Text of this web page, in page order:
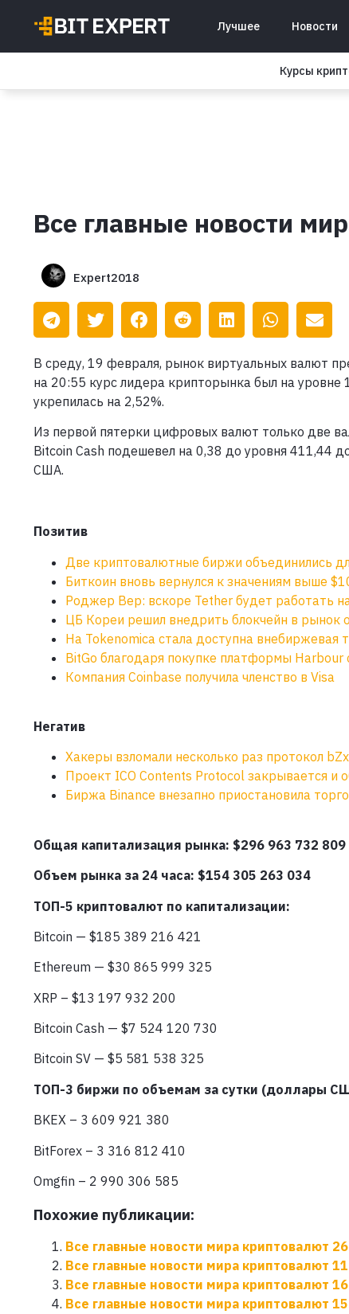
Лучшее Новости
Курсы
Все главные новости
Expert2018
В среду, 19 февраля, рынок виртуальных валют
на 20:55 курс лидера крипторынка был на
укрепилась на 2,52%.
Из первой пятерки цифровых валют только две
Bitcoin Cash подешевел на 0,38 до уровня 411,44
США.
Позитив
Две криптовалютные биржи объединились
Биткоин вновь вернулся к значениям выше
Роджер Вер: вскоре Tether будет работать
ЦБ Кореи решил внедрить блокчейн в рынок
На Tokenomica стала доступна внебиржевая
BitGo благодаря покупке платформы Harbour
Компания Coinbase получила членство в Visa
Негатив
Хакеры взломали несколько раз протокол bZx
Проект ICO Contents Protocol закрывается и
Биржа Binance внезапно приостановила
Общая капитализация рынка: $296 963 732 809
Объем рынка за 24 часа: $154 305 263 034
ТОП-5 криптовалют по капитализации:
Bitcoin — $185 389 216 421
Ethereum — $30 865 999 325
XRP – $13 197 932 200
Bitcoin Cash — $7 524 120 730
Bitcoin SV — $5 581 538 325
ТОП-3 биржи по объемам за сутки (доллары
BKEX – 3 609 921 380
BitForex – 3 316 812 410
Omgfin – 2 990 306 585
Похожие публикации:
Все главные новости мира криптовалют
Все главные новости мира криптовалют
Все главные новости мира криптовалют
Все главные новости мира криптовалют